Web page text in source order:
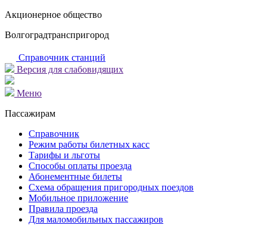
Акционерное общество
Волгоградтранспригород
Справочник станций
Версия для слабовидящих
Меню
Пассажирам
Справочник
Режим работы билетных касс
Тарифы и льготы
Способы оплаты проезда
Абонементные билеты
Схема обращения пригородных поездов
Мобильное приложение
Правила проезда
Для маломобильных пассажиров